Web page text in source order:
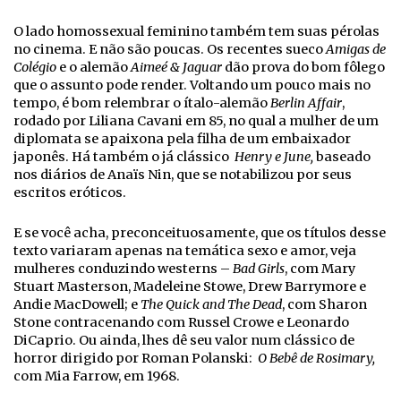
O lado homossexual feminino também tem suas pérolas
no cinema. E não são poucas. Os recentes suecoAmigas de
Colégio e o alemãoAimeé & Jaguar dão prova do bom fôlego
que o assunto pode render. Voltando um pouco mais no
tempo, é bom relembrar o ítalo-alemãoBerlin Affair,
rodado por Liliana Cavani em 85, no qual a mulher de um
diplomata se apaixona pela filha de um embaixador
japonês. Há também o já clássico Henry e June,baseado
nos diários de Anaïs Nin, que se notabilizou por seus
escritos eróticos.
E se você acha, preconceituosamente, que os títulos desse
texto variaram apenas na temática sexo e amor, veja
mulheres conduzindo westerns – Bad Girls, com Mary
Stuart Masterson, Madeleine Stowe, Drew Barrymore e
Andie MacDowell; e The Quick and The Dead, com Sharon
Stone contracenando com Russel Crowe e Leonardo
DiCaprio. Ou ainda, lhes dê seu valor num clássico de
horror dirigido por Roman Polanski: O Bebê de Rosimary,
com Mia Farrow, em 1968.